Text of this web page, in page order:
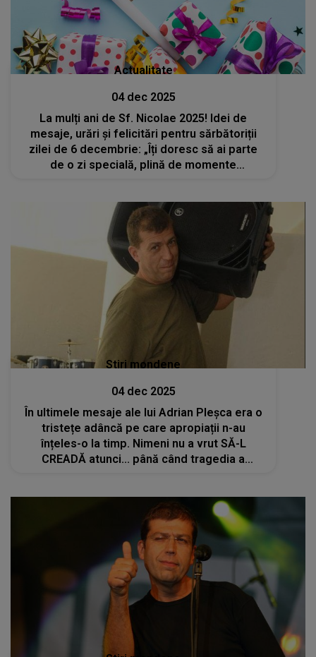
Actualitate
04 dec 2025
La mulți ani de Sf. Nicolae 2025! Idei de
mesaje, urări și felicitări pentru sărbătoriții
zilei de 6 decembrie: „Îți doresc să ai parte
de o zi specială, plină de momente
Stiri mondene
04 dec 2025
În ultimele mesaje ale lui Adrian Pleșca era o
tristețe adâncă pe care apropiații n-au
înțeles-o la timp. Nimeni nu a vrut SĂ-L
CREADĂ atunci... până când tragedia a